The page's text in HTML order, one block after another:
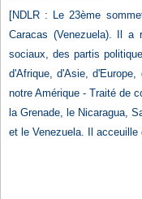
[NDLR : Le 23ème
Caracas (Venezuela). Il a
sociaux, des partis
d'Afrique, d'Asie,
notre Amérique - Traité de
la Grenade, le Nicaragua,
et le Venezuela. Il